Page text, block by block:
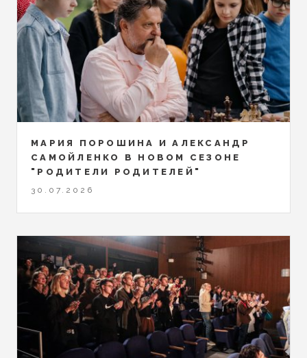
МАРИЯ ПОРОШИНА И АЛЕКСАНДР
САМОЙЛЕНКО В НОВОМ СЕЗОНЕ
"РОДИТЕЛИ РОДИТЕЛЕЙ"
30.07.2026